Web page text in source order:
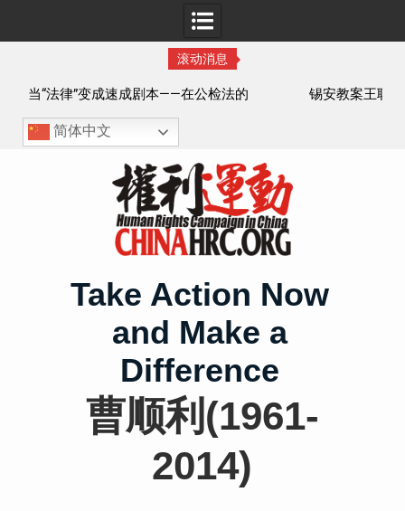
滚动消息
锡安教案王聪女士被抓更多细节曝光 之一
简体中文
Take Action Now
and Make a
Difference
曹顺利(1961-
2014)